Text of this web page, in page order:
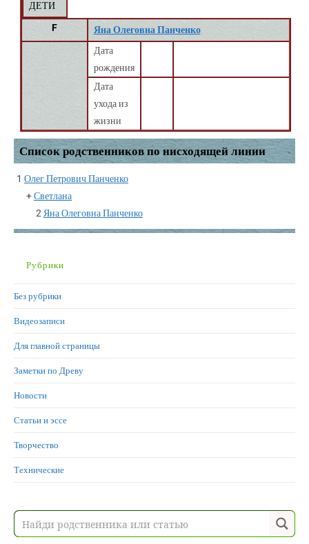
ДЕТИ
F
Яна Олеговна Панченко
Дата
рождения
Дата
ухода из
жизни
Список родственников по нисходящей линии
1 Олег Петрович Панченко
+Светлана
2 Яна Олеговна Панченко
Рубрики
Без рубрики
Видеозаписи
Для главной страницы
Заметки по Древу
Новости
Статьи и эссе
Творчество
Технические